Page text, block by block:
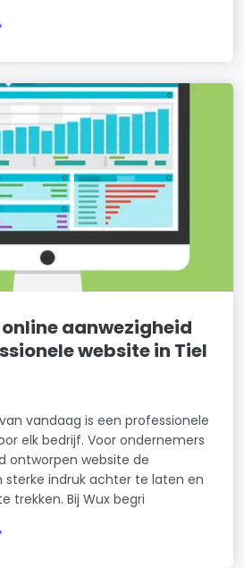
aanwezigheid
website in Tiel
vandaag is een professionele
elk bedrijf. Voor ondernemers
ontworpen website de
sterke indruk achter te laten en
trekken. Bij Wux begri